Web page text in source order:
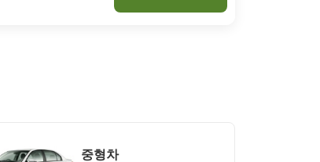
중형차